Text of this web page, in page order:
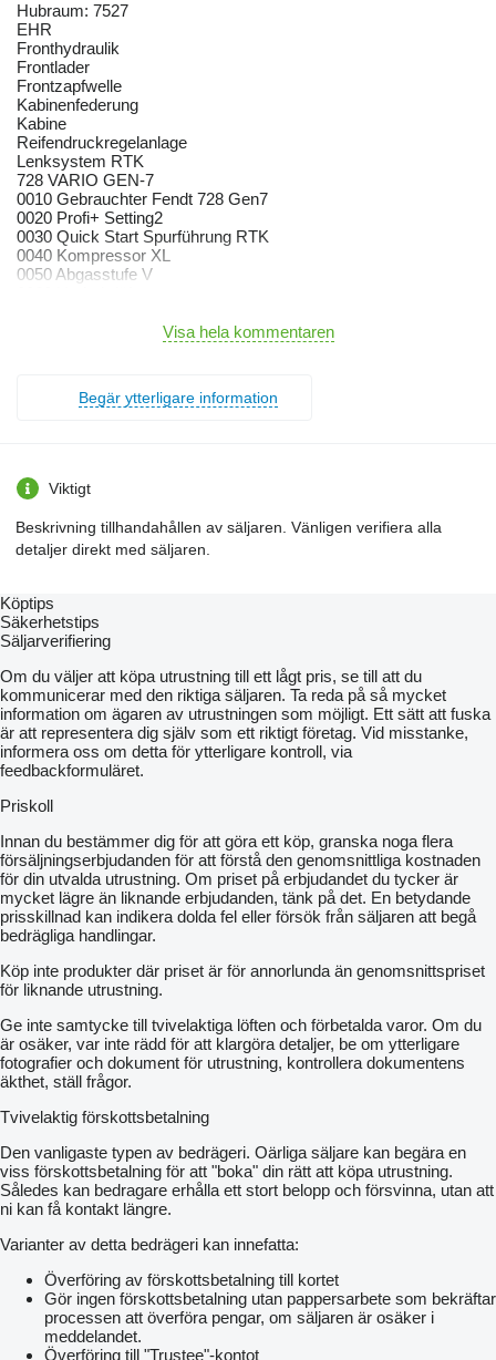
Hubraum: 7527
EHR
Fronthydraulik
Frontlader
Frontzapfwelle
Kabinenfederung
Kabine
Reifendruckregelanlage
Lenksystem RTK
728 VARIO GEN-7
0010 Gebrauchter Fendt 728 Gen7
0020 Profi+ Setting2
0030 Quick Start Spurführung RTK
0040 Kompressor XL
0050 Abgasstufe V
0080 Planeten-Hinterachse
0120 EHR-Regelung Kraftheber EW
0160 Oberlenker für Frontkraftheber Kat 2
0170 Hydr. Anschlüsse dw 1/1-1/2 Heck DUDK
0180 Hydraulikpumpe 220 l/min
0190 Zusatzventil dw 1/3 Heck DUDK
0200 1 Ventil Front 1/2"
0220 Hydraulikbetätigung extern hinten
0230 Power-Beyond
0240 Rücklauf Front
0250 Rücklauf Heck drucklos
0260 Zusatzventil dw 1/4 Heck DUDK
0270 Zusatzventil dw 1/5 Heck DUDK
0290 Lackierung Nature Green/Felgen Terra Red
0300 Kabinenfederung pneumatisch
0310 Abblend- und Fernlicht LED
0320 SuperKomfortsitz Titanium / DL
0330 Wegfahrsperre
0340 Gerätesteckdose
0360 Heckscheibe
0370 Lenkrad inkl. Drehgriff
0380 Panoramakabine VisioPlus
0390 Segment-Scheibenwischer / 2 Wischfelder
0400 AB-Scheinwerfer Dach hinten LED / 2 Paar
0410 Zusatzbeleuchtung vorn LED
0430 Batterie -Trennschalter elektrisch
0440 Halterung A-Säule
0460 Kameraanschlüsse 2x digital 2x analog
0470 Kühlbox
0480 Corner lights LED
0490 Notfallpaket
0510 Bodenmatte Kabine
0530 Infotainment Paket
0540 Terminal 12" Dach
0550 Universalhalterung für Handy
0560 4 USB Anschlüsse Armlehne
0570 Wisch- und Waschanlage hinten
0580 Arbeitsscheinwerfer Haube oben LED
0590 Arbeitsscheinwerfer A-Säule LED
0600 Arbeitsscheinwerfer Kotflügel hinten LED
0610 Arbeitsscheinwerfer Dach vorn LED/2 Paar
0620 Arbeitsscheinwerfer A-Säule LED
0630 Contour Assistant
Visa hela kommentaren
Begär ytterligare information
Viktigt
Beskrivning tillhandahållen av säljaren. Vänligen verifiera alla
detaljer direkt med säljaren.
Köptips
Säkerhetstips
Säljarverifiering
Om du väljer att köpa utrustning till ett lågt pris, se till att du
kommunicerar med den riktiga säljaren. Ta reda på så mycket
information om ägaren av utrustningen som möjligt. Ett sätt att fuska
är att representera dig själv som ett riktigt företag. Vid misstanke,
informera oss om detta för ytterligare kontroll, via
feedbackformuläret.
Priskoll
Innan du bestämmer dig för att göra ett köp, granska noga flera
försäljningserbjudanden för att förstå den genomsnittliga kostnaden
för din utvalda utrustning. Om priset på erbjudandet du tycker är
mycket lägre än liknande erbjudanden, tänk på det. En betydande
prisskillnad kan indikera dolda fel eller försök från säljaren att begå
bedrägliga handlingar.
Köp inte produkter där priset är för annorlunda än genomsnittspriset
för liknande utrustning.
Ge inte samtycke till tvivelaktiga löften och förbetalda varor. Om du
är osäker, var inte rädd för att klargöra detaljer, be om ytterligare
fotografier och dokument för utrustning, kontrollera dokumentens
äkthet, ställ frågor.
Tvivelaktig förskottsbetalning
Den vanligaste typen av bedrägeri. Oärliga säljare kan begära en
viss förskottsbetalning för att "boka" din rätt att köpa utrustning.
Således kan bedragare erhålla ett stort belopp och försvinna, utan att
ni kan få kontakt längre.
Varianter av detta bedrägeri kan innefatta:
Överföring av förskottsbetalning till kortet
Gör ingen förskottsbetalning utan pappersarbete som bekräftar
processen att överföra pengar, om säljaren är osäker i
meddelandet.
Överföring till "Trustee"-kontot